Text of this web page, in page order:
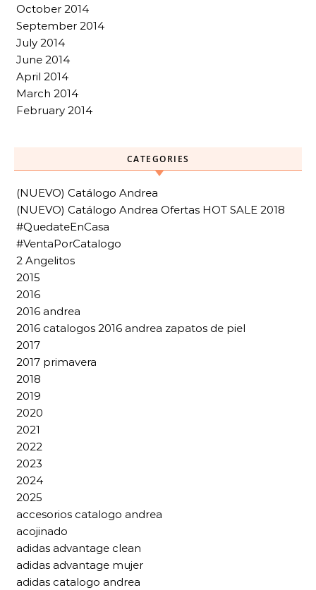
October 2014
September 2014
July 2014
June 2014
April 2014
March 2014
February 2014
CATEGORIES
(NUEVO) Catálogo Andrea
(NUEVO) Catálogo Andrea Ofertas HOT SALE 2018
#QuedateEnCasa
#VentaPorCatalogo
2 Angelitos
2015
2016
2016 andrea
2016 catalogos 2016 andrea zapatos de piel
2017
2017 primavera
2018
2019
2020
2021
2022
2023
2024
2025
accesorios catalogo andrea
acojinado
adidas advantage clean
adidas advantage mujer
adidas catalogo andrea